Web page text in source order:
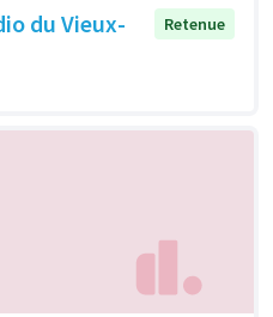
du Vieux-
Retenue